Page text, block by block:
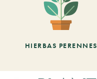
HIERBAS PERENNES